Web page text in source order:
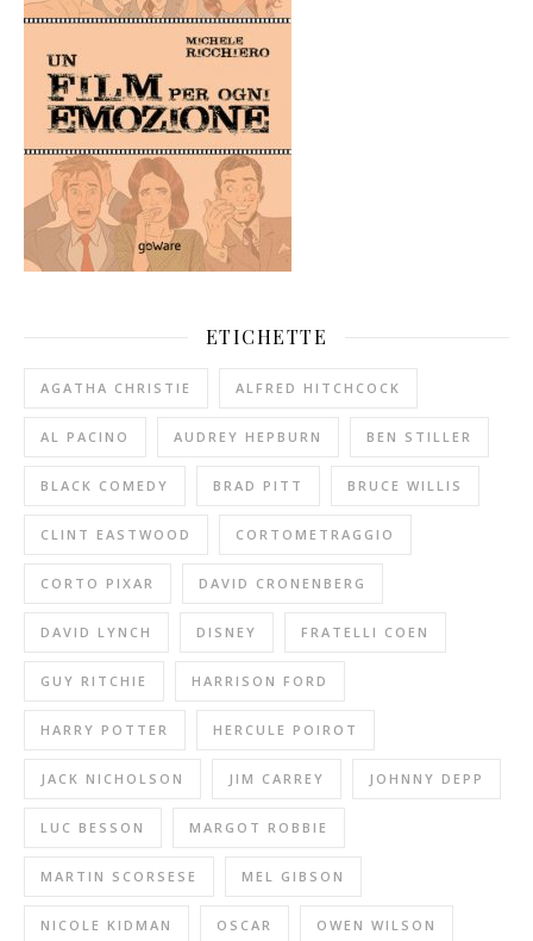
ETICHETTE
AGATHA CHRISTIE ALFRED HITCHCOCK
AL PACINO AUDREY HEPBURN BEN STILLER
BLACK COMEDY BRAD PITT BRUCE WILLIS
CLINT EASTWOOD CORTOMETRAGGIO
CORTO PIXAR DAVID CRONENBERG
DAVID LYNCH DISNEY FRATELLI COEN
GUY RITCHIE HARRISON FORD
HARRY POTTER HERCULE POIROT
JACK NICHOLSON JIM CARREY JOHNNY DEPP
LUC BESSON MARGOT ROBBIE
MARTIN SCORSESE MEL GIBSON
NICOLE KIDMAN OSCAR OWEN WILSON